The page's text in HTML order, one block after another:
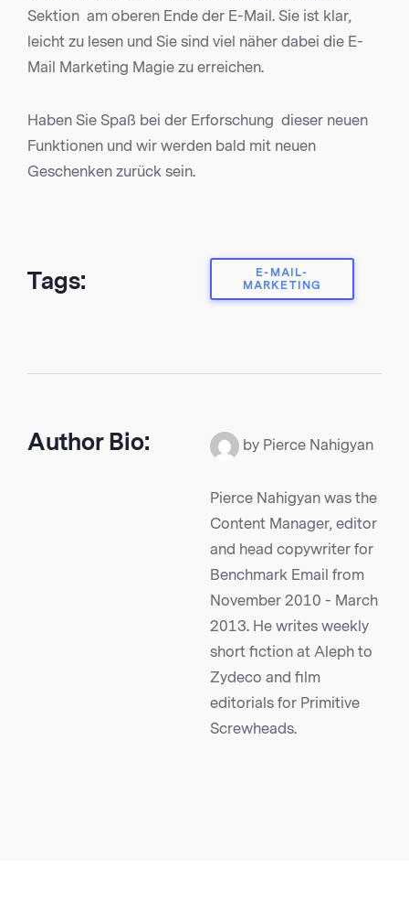
Sektion am oberen Ende der E-Mail. Sie ist klar,
leicht zu lesen und Sie sind viel näher dabei die E-
Mail Marketing Magie zu erreichen.
Haben Sie Spaß bei der Erforschung dieser neuen
Funktionen und wir werden bald mit neuen
Geschenken zurück sein.
Tags:
E-MAIL-
MARKETING
Author Bio: by Pierce Nahigyan
Pierce Nahigyan was the
Content Manager, editor
and head copywriter for
Benchmark Email from
November 2010 - March
2013. He writes weekly
short fiction at Aleph to
Zydeco and film
editorials for Primitive
Screwheads.